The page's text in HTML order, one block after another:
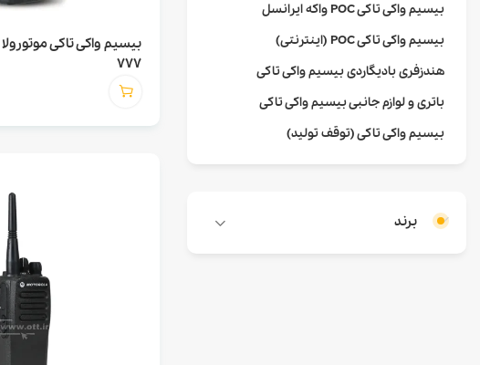
بیسیم واکی تاکی POC واکه ایرانسل
بیسیم واکی تاکی POC (اینترنتی)
هندزفری بادیگاردی بیسیم واکی تاکی
باتری و لوازم جانبی بیسیم واکی تاکی
بیسیم واکی تاکی (توقف تولید)
برند
777